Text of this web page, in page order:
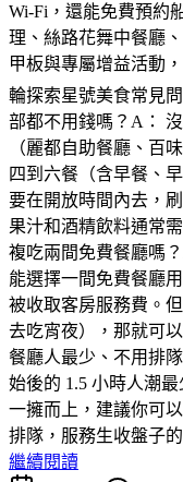
Wi-Fi，還能免費預約
理、絲路花舞中餐廳
甲板與專屬增益活動
輪探索星號美食常見
部都不用錢嗎？A：
（麗都自助餐廳、百
四到六餐（含早餐、
要在開放時間內去，
果汁和酒精飲料通常
複吃兩間免費餐廳嗎
能選擇一間免費餐廳
被收取客房服務費。
去吃宵夜），那就可
餐廳人最少、不用排
始後的 1.5 小時人潮
一擁而上，建議你可
排隊，服務生收盤子
繼續閱讀